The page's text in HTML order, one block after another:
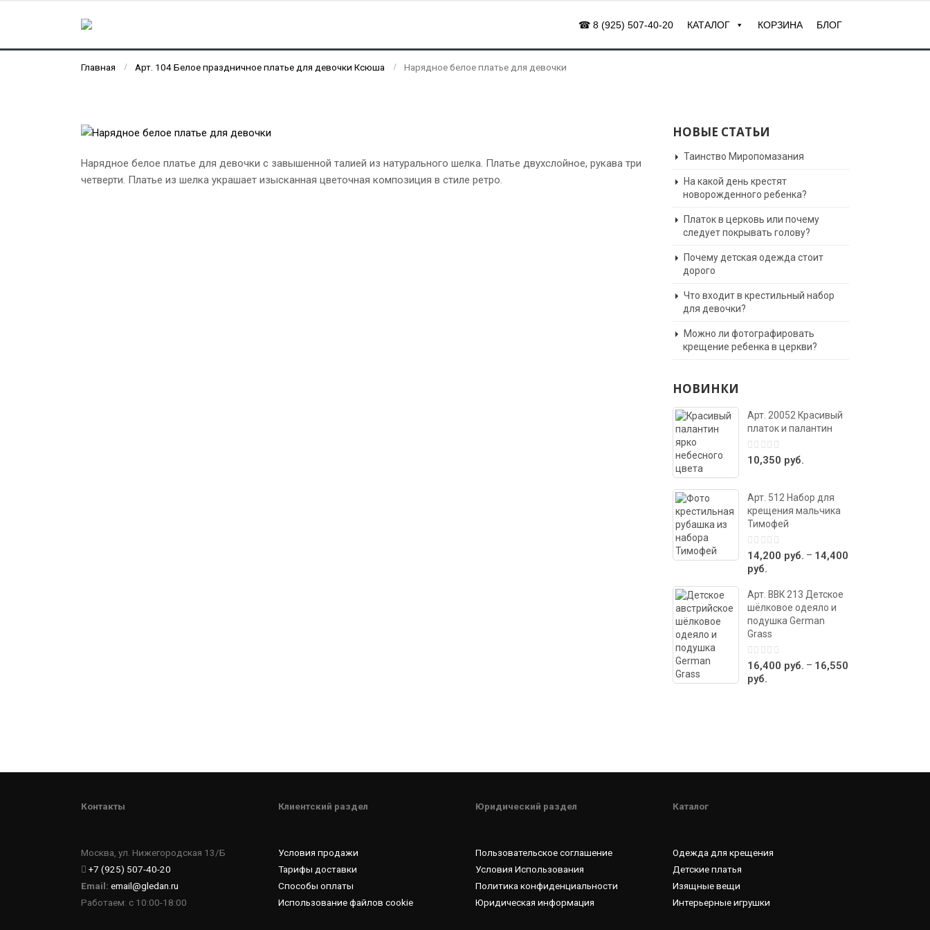
☎ 8 (925) 507-40-20 КАТАЛОГ КОРЗИНА БЛОГ
Главная Арт. 104 Белое праздничное платье для девочки Ксюша Нарядное белое платье для девочки
Нарядное белое платье для девочки с завышенной талией из натурального шелка. Платье двухслойное, рукава три
четверти. Платье из шелка украшает изысканная цветочная композиция в стиле ретро.
НОВЫЕ СТАТЬИ
Таинство Миропомазания
На какой день крестят
новорожденного ребенка?
Платок в церковь или почему
следует покрывать голову?
Почему детская одежда стоит
дорого
Что входит в крестильный набор
для девочки?
Можно ли фотографировать
крещение ребенка в церкви?
НОВИНКИ
Арт. 20052 Красивый
платок и палантин
0
out
10,350 руб.
Арт. 512 Набор для
крещения мальчика
Тимофей
0
out
of
14,200 руб. – 14,400
руб.
Арт. ВВК 213 Детское
шёлковое одеяло и
подушка German
Grass
0
out
of
16,400 руб. – 16,550
руб.
Контакты
Москва, ул. Нижегородская 13/Б
+7 (925) 507-40-20
Email: email@gledan.ru
Работаем: с 10:00-18:00
Клиентский раздел
Условия продажи
Тарифы доставки
Способы оплаты
Использование файлов cookie
Юридический раздел
Пользовательское соглашение
Условия Использования
Политика конфиденциальности
Юридическая информация
Каталог
Одежда для крещения
Детские платья
Изящные вещи
Интерьерные игрушки